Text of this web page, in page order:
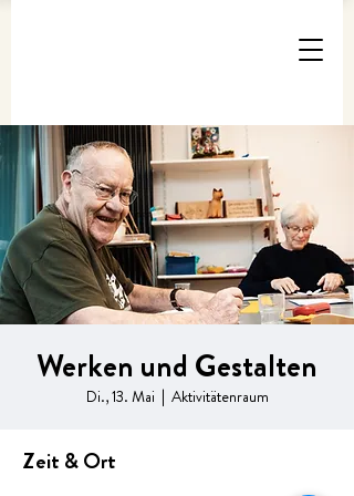
Werken und Gestalten
Di., 13. Mai
  |
Aktivitätenraum
Zeit & Ort